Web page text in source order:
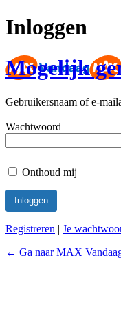
Inloggen
Mogelijk
Gebruikersnaam of e-
Wachtwoord
Onthoud mij
Registreren | Je
← Ga naar MAX